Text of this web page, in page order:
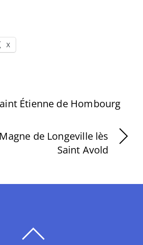
X
Étienne de Hombourg
de Longeville lès
Saint Avold